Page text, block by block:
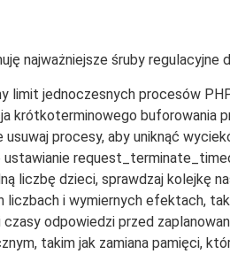
najważniejsze śruby regulacyjne
limit jednoczesnych procesów
krótkoterminowego buforowania
usuwaj procesy, aby uniknąć
ustawianie
liczbę dzieci, sprawdzaj kolejkę
liczbach i wymiernych efektach,
czasy odpowiedzi przed
takim jak zamiana pamięci,